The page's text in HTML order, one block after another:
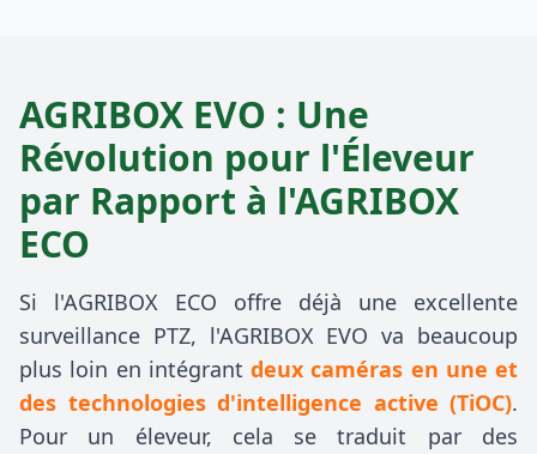
AGRIBOX EVO : Une
Révolution pour l'Éleveur
par Rapport à l'AGRIBOX
ECO
Si l'AGRIBOX ECO offre déjà une excellente
surveillance PTZ, l'AGRIBOX EVO va beaucoup
plus loin en intégrant deux caméras en une et
des technologies d'intelligence active (TiOC).
Pour un éleveur, cela se traduit par des